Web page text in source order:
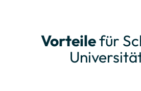
Vorteilefür